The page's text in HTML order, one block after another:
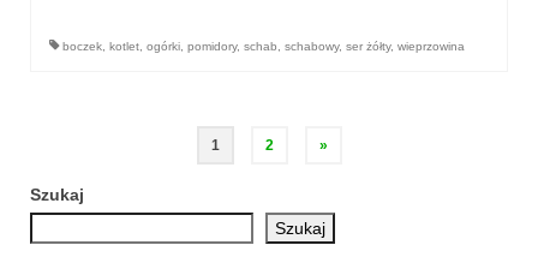
boczek kotlet ogórki pomidory, schab schabowy, ser żółty, wieprzowina
Stronicowanie
wpisów
1 2 »
Szukaj
Szukaj